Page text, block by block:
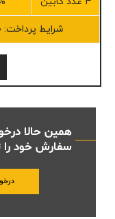
شرایط پرداخت: ۵۰درصد نقد، ۵۰درصد چک دو ماهه
همین حالا
سفارش خود را